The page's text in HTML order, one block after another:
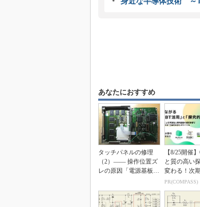
あなたにおすすめ
タッチパネルの修理
（2）―― 操作位置ズ
レの原因「電源基板」
【8/25開催
と質の高い
変わる！次
要領を見据え
PR(COMPASS)